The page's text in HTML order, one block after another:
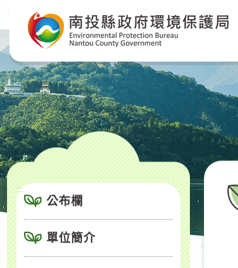
要
內
容
區
塊
:::
公布欄
單位簡介